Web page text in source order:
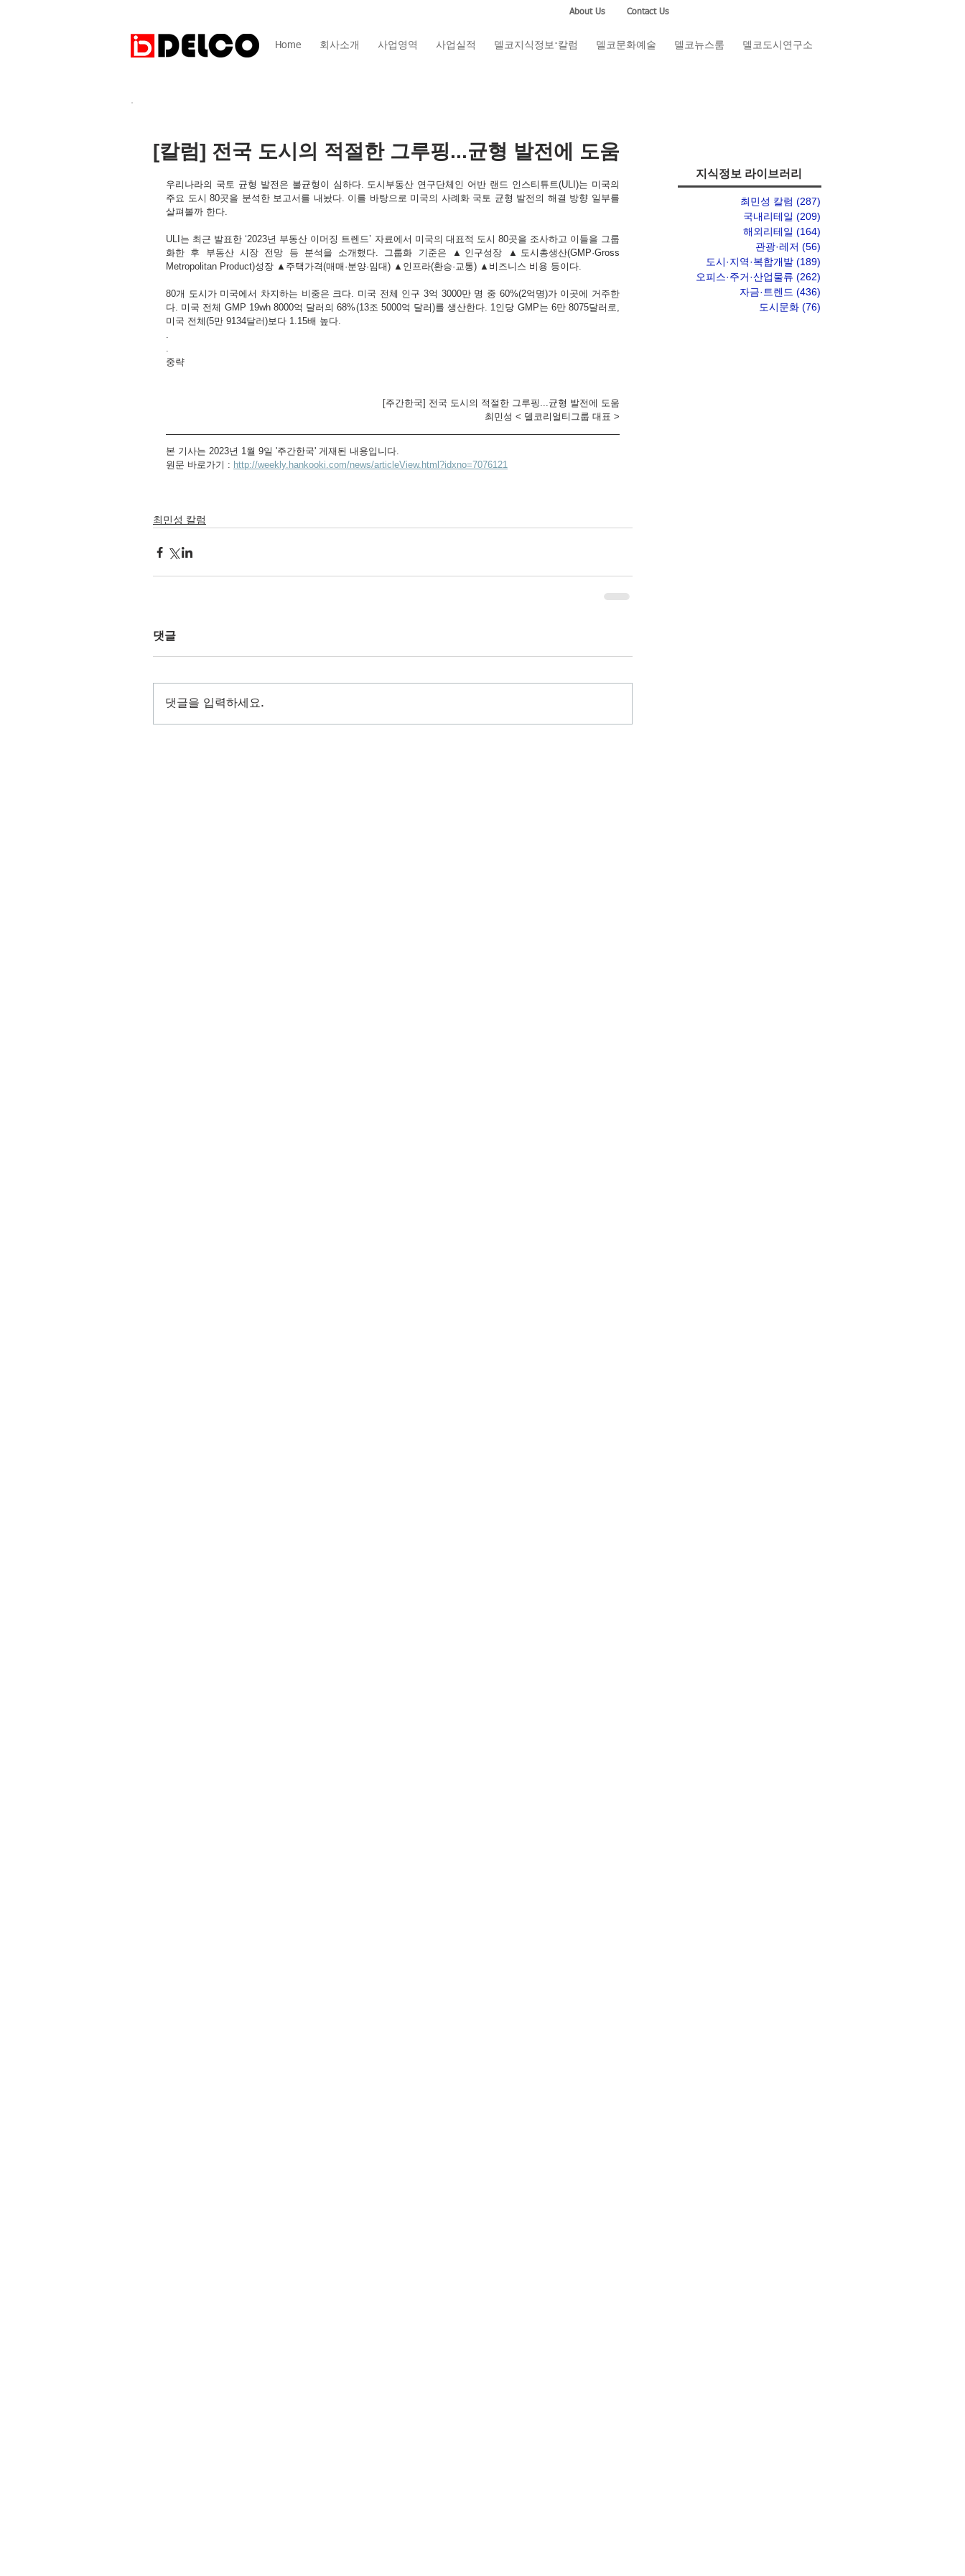
Home 회사소개 사업영역 사업실적 델코지식정보·칼럼 델코문화예술 델코뉴스룸 델코도시연구소
About Us Contact Us
지식정보 라이브러리
최민성 칼럼 (287)
국내리테일 (209)
해외리테일 (164)
관광·레저 (56)
도시·지역·복합개발 (189)
오피스·주거·산업물류 (262)
자금·트렌드 (436)
도시문화 (76)
[칼럼] 전국 도시의 적절한 그루핑...균형 발전에 도움
우리나라의 국토 균형 발전은 불균형이 심하다. 도시부동산 연구단체인 어반 랜드 인스티튜트(ULI)는 미국의
주요 도시 80곳을 분석한 보고서를 내놨다. 이를 바탕으로 미국의 사례화 국토 균형 발전의 해결 방향 일부를
살펴볼까 한다.
ULI는 최근 발표한 ‘2023년 부동산 이머징 트렌드’ 자료에서 미국의 대표적 도시 80곳을 조사하고 이들을 그룹
화한 후 부동산 시장 전망 등 분석을 소개했다. 그룹화 기준은 ▲인구성장 ▲도시총생산(GMP·Gross
Metropolitan Product)성장 ▲주택가격(매매·분양·임대) ▲인프라(환승·교통) ▲비즈니스 비용 등이다.
80개 도시가 미국에서 차지하는 비중은 크다. 미국 전체 인구 3억 3000만 명 중 60%(2억명)가 이곳에 거주한
다. 미국 전체 GMP 19wh 8000억 달러의 68%(13조 5000억 달러)를 생산한다. 1인당 GMP는 6만 8075달러로,
미국 전체(5만 9134달러)보다 1.15배 높다.
.
.
중략
[주간한국] 전국 도시의 적절한 그루핑...균형 발전에 도움
최민성 < 델코리얼티그룹 대표 >
본 기사는 2023년 1월 9일 '주간한국' 게재된 내용입니다.
원문 바로가기 : http://weekly.hankooki.com/news/articleView.html?idxno=7076121
최민성 칼럼
댓글
댓글을 입력하세요.